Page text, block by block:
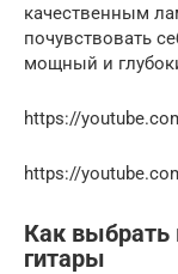
качественным
почувствовать
мощный и
https://
https://
Как выбрать
гитары